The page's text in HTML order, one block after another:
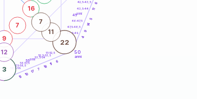
50
anni
42,5-43,5
43,5-44
46-47,5
47,5-48,5
48,5-49
51-52,5
52,5-53,5
53,5-54
56-57,5
57,5-58,5
58,5-59
6
11
5
14
9
4
6
11
18
7
17
10
13
3
22
9
7
16
12
11
7
45anni
55anni